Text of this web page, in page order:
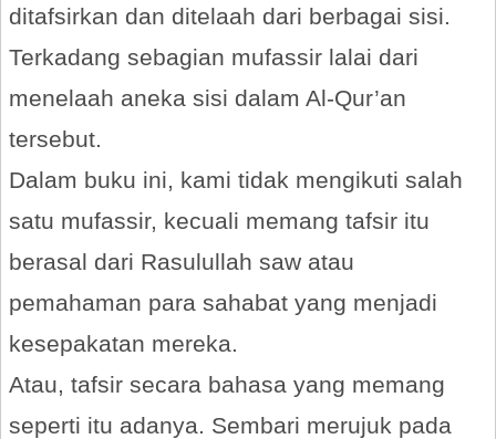
ditafsirkan dan ditelaah dari berbagai sisi.
Terkadang sebagian mufassir lalai dari
menelaah aneka sisi dalam Al-Qur’an
tersebut.
Dalam buku ini, kami tidak mengikuti salah
satu mufassir, kecuali memang tafsir itu
berasal dari Rasulullah saw atau
pemahaman para sahabat yang menjadi
kesepakatan mereka.
Atau, tafsir secara bahasa yang memang
seperti itu adanya. Sembari merujuk pada